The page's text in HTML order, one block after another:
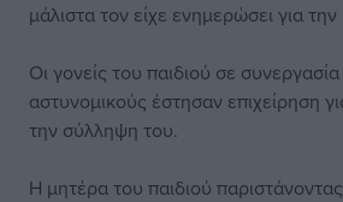
μάλιστα τον είχε ενημερώσει για την
Οι γονείς του παιδιού σε
αστυνομικούς έστησαν επιχείρηση
την σύλληψη του.
Η μητέρα του παιδιού